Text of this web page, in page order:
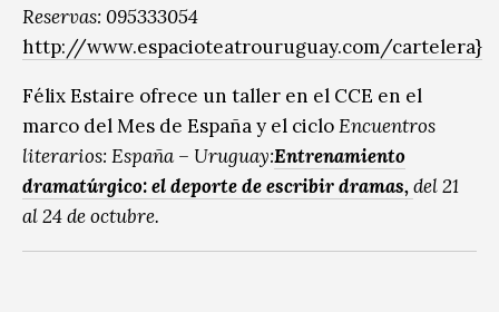
Reservas: 095333054
http://www.espacioteatrouruguay.com/cartelera}
Félix Estaire ofrece un taller en el CCE en el
marco del Mes de España y el cicloEncuentros
literarios: España – Uruguay:Entrenamiento
dramatúrgico: el deporte de escribir dramas,del 21
al 24 de octubre.